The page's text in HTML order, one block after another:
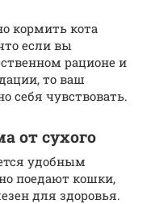
кормить кота
если вы
рационе и
то ваш
себя чувствовать.
от сухого
удобным
поедают кошки,
для здоровья.